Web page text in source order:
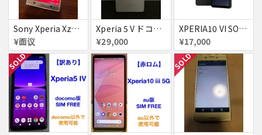
Sony Xperia Xz2 Premium SOV38 シルバー ジャンク
¥面议
Xperia 5 V ドコモ版
¥29,000
XPERIA10 VI SOG14 au 送料無料
¥17,000
SOLD SOLD